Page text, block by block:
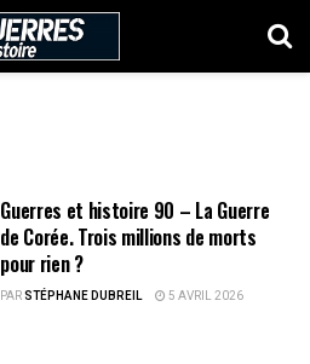
Guerres et histoire 90 – La Guerre
de Corée. Trois millions de morts
pour rien ?
PARSTÉPHANE DUBREIL 5 AVRIL 2026